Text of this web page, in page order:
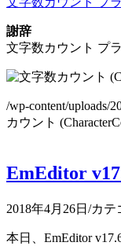
謝辞
文字数カウント プ
/wp-content/uploads/
カウント
EmEditor
2018年4月26日 /カテ
本日、EmEditor